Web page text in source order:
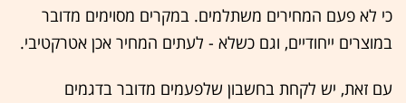
כי לא פעם המחירים משתלמים. במקרים מסוימים מדובר
במוצרים ייחודיים, וגם כשלא - לעתים המחיר אכן אטרקטיבי.
עם זאת, יש לקחת בחשבון שלפעמים מדובר בדגמים